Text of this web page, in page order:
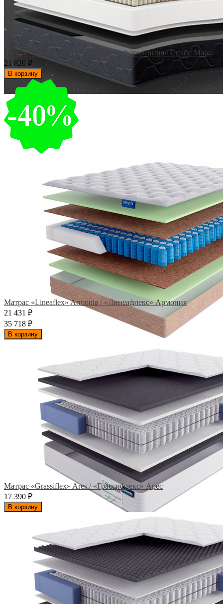
Матрас «FormLinea» Space Mars / «ФормЛиния» Спэйс Марс
21 820 ₽
В корзину
Матрас «Lineaflex» Armonia / «Линеафлекс» Армония
21 431
₽
35 718 ₽
В корзину
Матрас «Grassiflex» Ares / «Грассифлекс» Арес
17 390 ₽
В корзину